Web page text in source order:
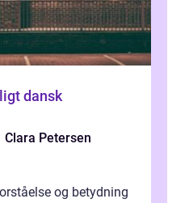
dansk
Clara Petersen
og betydning